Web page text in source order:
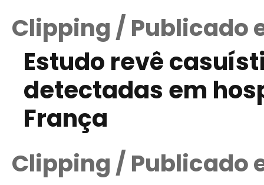
Clipping / Publicado
Estudo revê
detectadas em
França
Clipping / Publicado